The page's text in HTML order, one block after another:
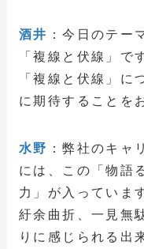
酒井 ：今日のテー
「複線と伏線」で
「複線と伏線」に
に期待することを
水野 ：弊社のキャ
には、この「物語
力」が入っていま
紆余曲折、一見無
りに感じられる出